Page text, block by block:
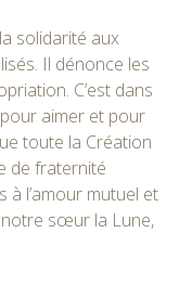
solidarité aux
Il dénonce les
C’est dans
aimer et pour
toute la Création
de fraternité
à l’amour mutuel et
sœur la Lune,